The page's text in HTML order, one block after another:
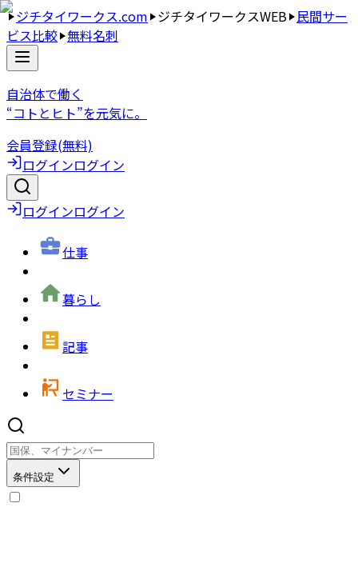
ジチタイワークス.com ジチタイワークスWEB 民間サー
ビス比較 無料名刺
自治体で働く
“コトとヒト”を元気に。
会員登録(無料)
ログインログイン
ログインログイン
仕事
暮らし
記事
セミナー
条件設定